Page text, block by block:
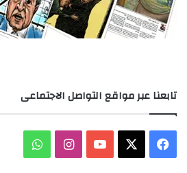
تابعنا عبر مواقع التواصل الاجتماعى
فيسبوك ‫YouTubeانستقرامواتساب